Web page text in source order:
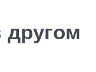
другом